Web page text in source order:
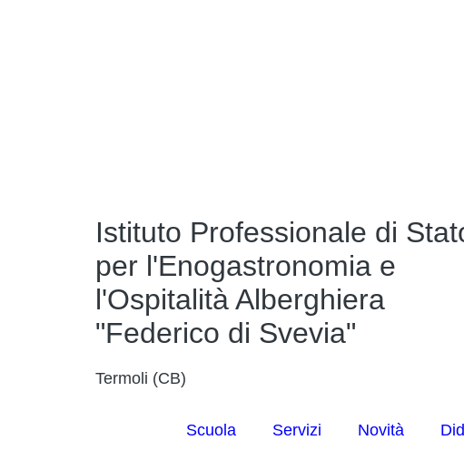
Istituto Professionale di
per l'Enogastronomia e
l'Ospitalità Alberghiera
"Federico di Svevia"
Termoli (CB)
Scuola Servizi Novità